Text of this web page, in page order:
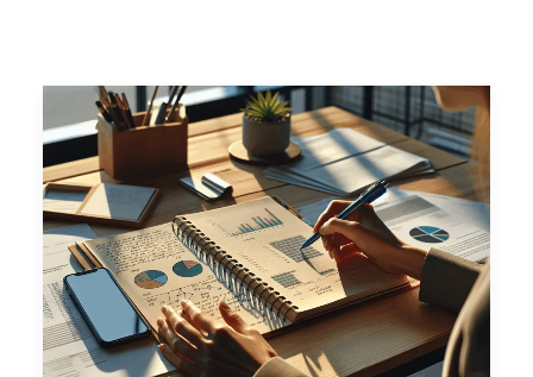
Assistenza Tecnica CRM
Video Tutorial CRM
Ricerca